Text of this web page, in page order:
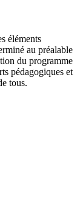
éléments
au préalable
du programme
pédagogiques et
tous.